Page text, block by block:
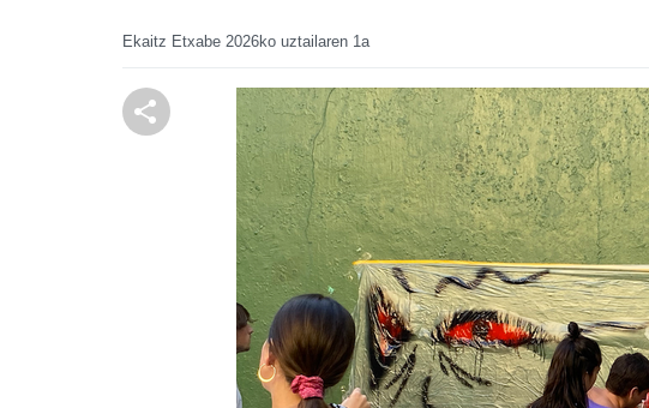
Ekaitz Etxabe 2026ko uztailaren 1a